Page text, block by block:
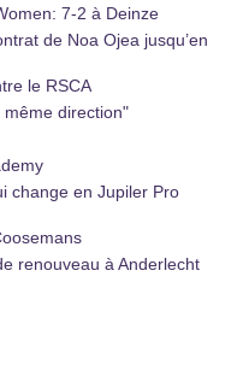
7-2 à Deinze
de Noa Ojea jusqu’en
le RSCA
direction"
change en Jupiler Pro
renouveau à Anderlecht